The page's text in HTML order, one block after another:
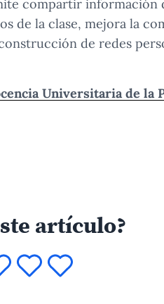
compartir información
de la clase, mejora la
de redes
Universitaria de la
artículo?